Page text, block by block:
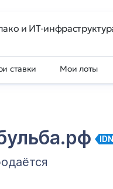
и ИТ-
ставки Мои лоты
IDN